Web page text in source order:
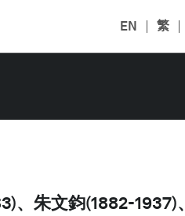
EN 繁
、朱文鈞(1882-1937)、